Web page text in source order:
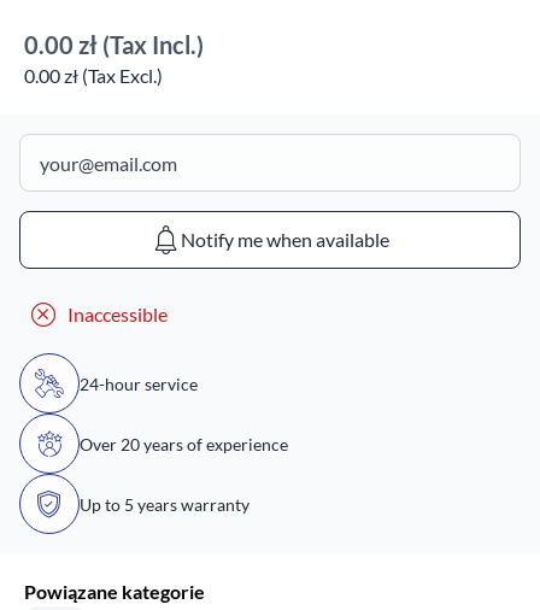
0.00 zł (Tax Incl.)
0.00 zł (Tax Excl.)
Notify me when available
Inaccessible
24-hour service
Over 20 years of experience
Up to 5 years warranty
Powiązane kategorie